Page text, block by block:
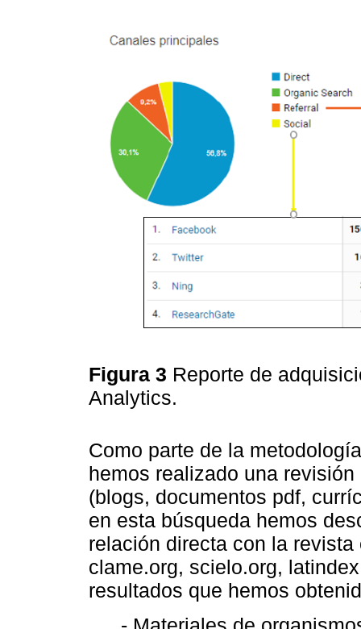
Figura 3 Reporte de
Analytics.
Como parte de la
hemos realizado una
(blogs, documentos pdf,
en esta búsqueda hemos
relación directa con la
clame.org, scielo.org,
resultados que hemos